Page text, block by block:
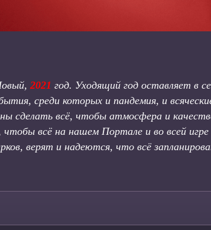
2021 год. Уходящий год оставляет в
среди которых и пандемия, и
сделать всё, чтобы атмосфера и
всё на нашем Портале и во всей
верят и надеются, что всё